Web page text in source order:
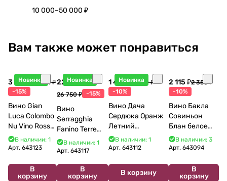
10 000–50 000 ₽
Вам также может понравиться
Новинка
3 998 ₽4 704 ₽
-15%
Вино Gian
Luca Colombo
Nu Vino Rosso
2025 750 мл
В наличии: 1
Арт. 643123
В
корзину
Новинка
22 738 ₽
26 750 ₽ -15%
Вино
Serragghia
Fanino Terre
Siciliane IGP
2022 750 мл
В наличии: 1
Арт.643117
В
корзину
Новинка
1 440 ₽1 600 ₽
-10%
Вино Дача
Сердюка Оранж
Летний
Сибирьковый
2024 750 мл
В наличии: 1
Арт. 643112
В корзину
2 115 ₽2 350 ₽
-10%
Вино Бакла
Совиньон
Блан белое
сухое 750 мл
12%
В наличии: 3
Арт.643094
В
корзину